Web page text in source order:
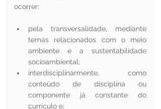
ocorrer:
pela transversalidade, mediante
temas relacionados com o meio
ambiente e a sustentabilidade
socioambiental;
interdisciplinarmente, como
conteúdo de disciplina ou
componente já constante do
currículo e;